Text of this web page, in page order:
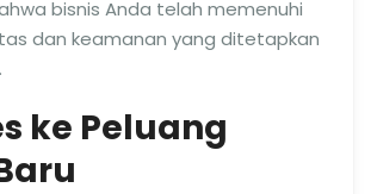
bisnis Anda telah memenuhi
dan keamanan yang ditetapkan
ke Peluang